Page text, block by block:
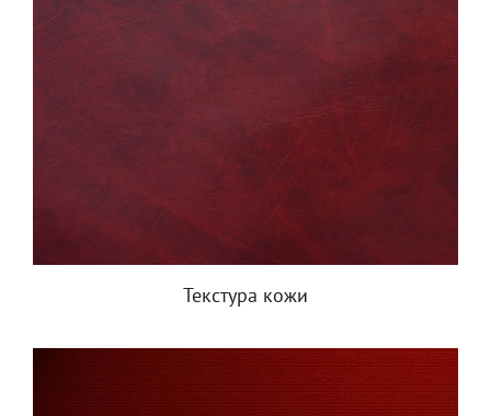
Текстура кожи